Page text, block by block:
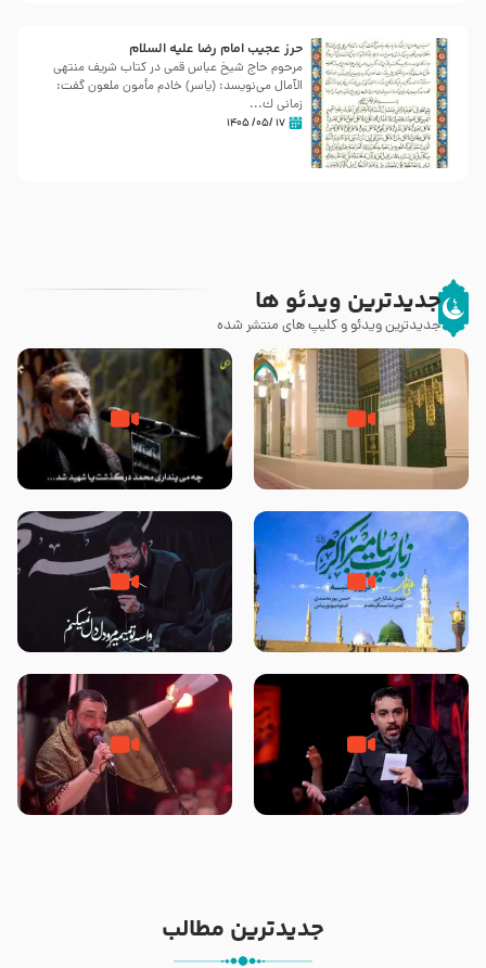
حرز عجیب امام رضا علیه السلام
مرحوم حاج شیخ عباس قمی در کتاب شریف منتهی
الآمال می‌نویسد: (ياسر) خادم مأمون ملعون گفت:
زمانى ك...
۱۷ /۰۵/ ۱۴۰۵
جدیدترین ویدئو ها
جدیدترین ویدئو و کلیپ های منتشر شده
زیارت پیامبر اکرم صلی الله علیه و
اله و سلم در مدینه به همراه
مرگ یا قتل – ملا باسم کربلایی
زیارت پیامبر اکرم صلی الله علیه و
آله در روز شنبه با نوای علی فانی
مصداق کربلا – حاج حسین سیب
سرخی
شور ، حسینا! به‌ حق زهرا «أُنْظُرْ
إِلَینا» – عزاداری شب هفتم ماه
جانا جانا ابی عبدالله – کربلایی جواد
مقدم – شب هشتم محرم 1448 –
جدیدترین مطالب